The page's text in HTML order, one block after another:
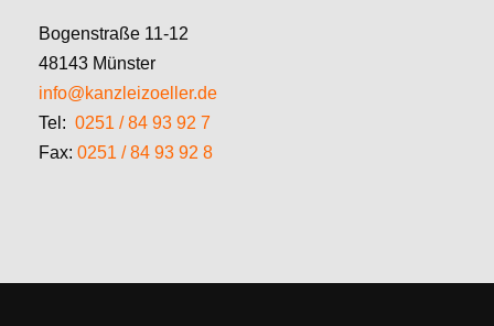
Bogenstraße 11-12
48143 Münster
info@kanzleizoeller.de
Tel: 0251 / 84 93 92 7
Fax: 0251 / 84 93 92 8